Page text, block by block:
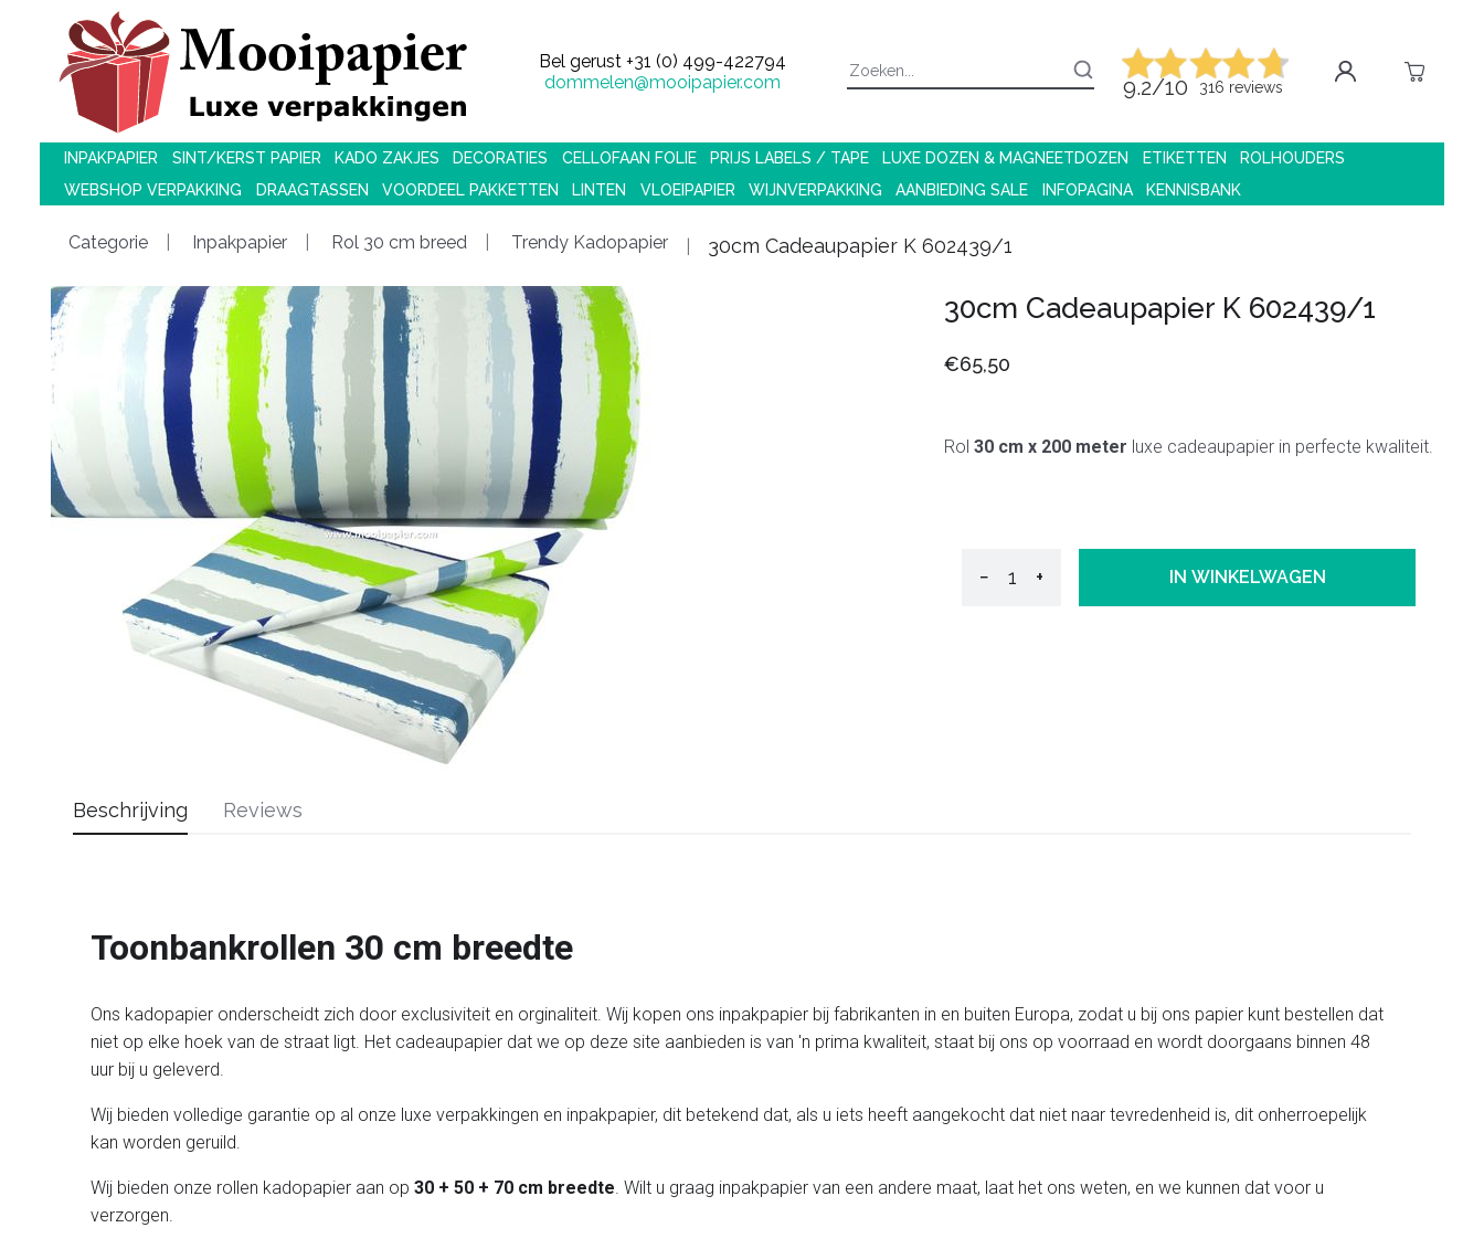
Bel gerust +31 (0) 499-422794
dommelen@mooipapier.com
9.2/10 316 reviews
INPAKPAPIER SINT/KERST PAPIER KADO ZAKJES DECORATIES CELLOFAAN FOLIE PRIJS LABELS / TAPE LUXE DOZEN & MAGNEETDOZEN ETIKETTEN
ROLHOUDERS
WEBSHOP VERPAKKING
DRAAGTASSEN VOORDEEL PAKKETTEN LINTEN VLOEIPAPIER WIJNVERPAKKING AANBIEDING SALE INFOPAGINA KENNISBANK
Categorie Inpakpapier Rol 30 cm breed Trendy Kadopapier 30cm Cadeaupapier K 602439/1
30cm Cadeaupapier K 602439/1
€65,50
Rol 30 cm x 200 meter luxe cadeaupapier in perfecte kwaliteit.
− + IN WINKELWAGEN
Beschrijving
Toonbankrollen 30 cm breedte
Ons kadopapier onderscheidt zich door exclusiviteit en orginaliteit. Wij kopen ons inpakpapier bij fabrikanten in en buiten Europa, zodat u bij ons papier kunt bestellen dat
niet op elke hoek van de straat ligt. Het cadeaupapier dat we op deze site aanbieden is van 'n prima kwaliteit, staat bij ons op voorraad en wordt doorgaans binnen 48
uur bij u geleverd.
Wij bieden volledige garantie op al onze luxe verpakkingen en inpakpapier, dit betekend dat, als u iets heeft aangekocht dat niet naar tevredenheid is, dit onherroepelijk
kan worden geruild.
Wij bieden onze rollen kadopapier aan op 30 + 50 + 70 cm breedte . Wilt u graag inpakpapier van een andere maat, laat het ons weten, en we kunnen dat voor u
verzorgen.
Reviews